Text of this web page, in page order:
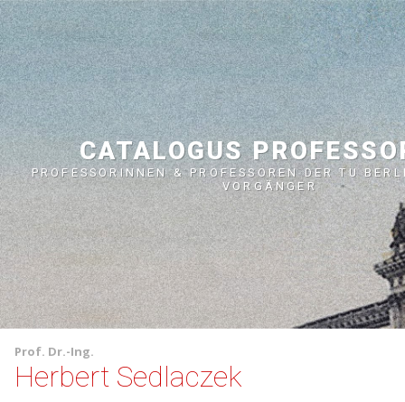
CATALOGUS
PROFESSORINNEN & PROFESSOREN DER TU
VORGÄNGER
Prof. Dr.-Ing.
Herbert Sedlaczek